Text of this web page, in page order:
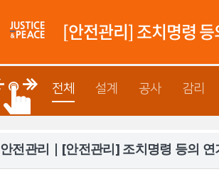
정평 "소방법"
[안전관리] 조치명령
전체 설계 공사 감리
안전관리 | [안전관리] 조치명령 등의 연